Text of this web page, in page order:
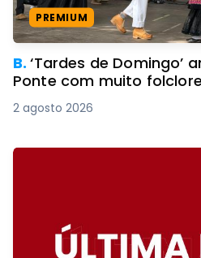
PREMIUM
B.‘Tardes de Domingo’
Ponte com muito folclore
2 agosto 2026